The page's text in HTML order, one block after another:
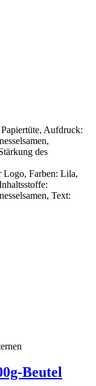
Beutel